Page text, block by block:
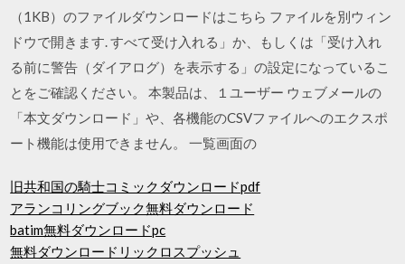
（1KB）のファイルダウンロードはこちら ファイルを別ウィン
ドウで開きます. すべて受け入れる」か、もしくは「受け入れ
る前に警告（ダイアログ）を表示する」の設定になっているこ
とをご確認ください。 本製品は、１ユーザー ウェブメールの
「本文ダウンロード」や、各機能のCSVファイルへのエクスポ
ート機能は使用できません。 一覧画面の
旧共和国の騎士コミックダウンロードpdf
アランコリングブック無料ダウンロード
batim無料ダウンロードpc
無料ダウンロードリックロスプッシュ